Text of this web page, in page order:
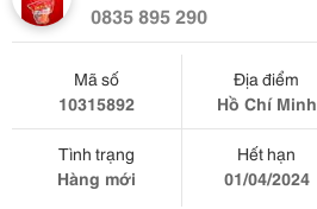
0835 895 290
Mã số
10315892
Địa điểm
Hồ Chí Minh
Tình trạng
Hàng mới
Hết hạn
01/04/2024